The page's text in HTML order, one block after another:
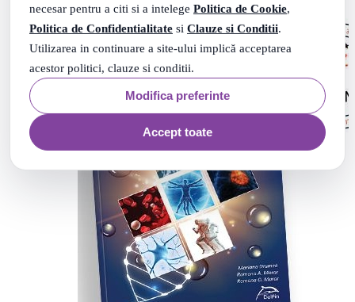
necesar pentru a citi si a intelege Politica de Cookie,
Politica de Confidentialitate si Clauze si Conditii.
Utilizarea in continuare a site-ului implică acceptarea
acestor politici, clauze si conditii.
Modifica preferinte
Accept toate